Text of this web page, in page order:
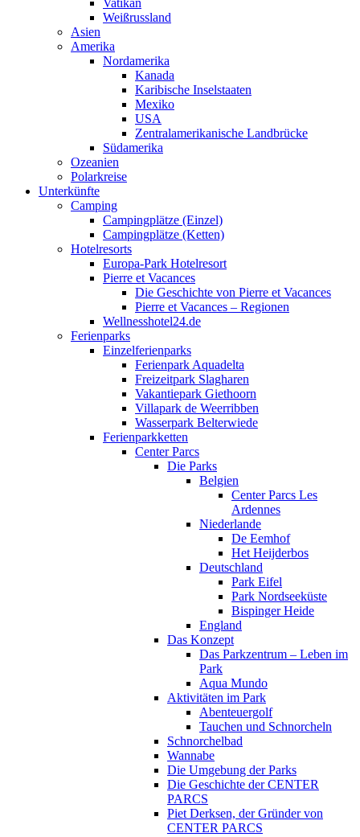
Vatikan
Weißrussland
Asien
Amerika
Nordamerika
Kanada
Karibische Inselstaaten
Mexiko
USA
Zentralamerikanische Landbrücke
Südamerika
Ozeanien
Polarkreise
Unterkünfte
Camping
Campingplätze (Einzel)
Campingplätze (Ketten)
Hotelresorts
Europa-Park Hotelresort
Pierre et Vacances
Die Geschichte von Pierre et Vacances
Pierre et Vacances – Regionen
Wellnesshotel24.de
Ferienparks
Einzelferienparks
Ferienpark Aquadelta
Freizeitpark Slagharen
Vakantiepark Giethoorn
Villapark de Weerribben
Wasserpark Belterwiede
Ferienparkketten
Center Parcs
Die Parks
Belgien
Center Parcs Les
Ardennes
Niederlande
De Eemhof
Het Heijderbos
Deutschland
Park Eifel
Park Nordseeküste
Bispinger Heide
England
Das Konzept
Das Parkzentrum – Leben im
Park
Aqua Mundo
Aktivitäten im Park
Abenteuergolf
Tauchen und Schnorcheln
Schnorchelbad
Wannabe
Die Umgebung der Parks
Die Geschichte der CENTER
PARCS
Piet Derksen, der Gründer von
CENTER PARCS